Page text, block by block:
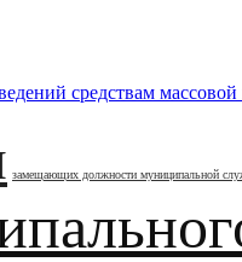
средствам
замещающих должности муниципальной